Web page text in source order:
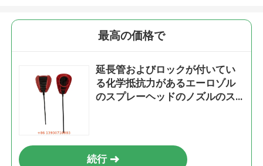
最高の価格で
延長管およびロックが付いてい
る化学抵抗力があるエーロゾル
のスプレーヘッドのノズルのス
続行